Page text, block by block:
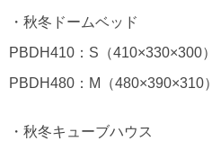
・秋冬ドームベッド
PBDH410：S（410×330×300）
PBDH480：M（480×390×310）
・秋冬キューブハウス